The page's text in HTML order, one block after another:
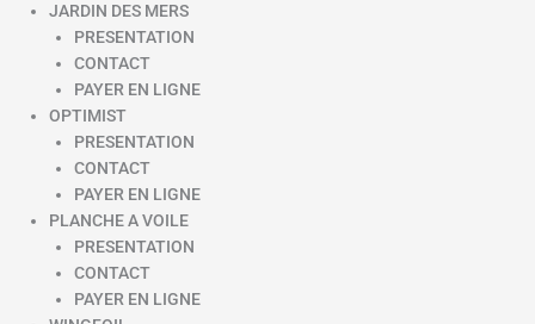
JARDIN DES MERS
PRESENTATION
CONTACT
PAYER EN LIGNE
OPTIMIST
PRESENTATION
CONTACT
PAYER EN LIGNE
PLANCHE A VOILE
PRESENTATION
CONTACT
PAYER EN LIGNE